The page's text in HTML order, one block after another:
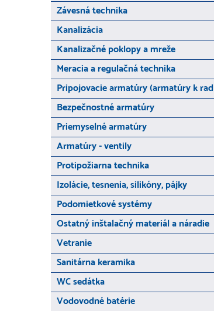
Závesná technika
Kanalizácia
Kanalizačné poklopy a mreže
Meracia a regulačná technika
Pripojovacie armatúry (armatúry k rad
Bezpečnostné armatúry
Priemyselné armatúry
Armatúry - ventily
Protipožiarna technika
Izolácie, tesnenia, silikóny, pájky
Podomietkové systémy
Ostatný inštalačný materiál a náradie
Vetranie
Sanitárna keramika
WC sedátka
Vodovodné batérie